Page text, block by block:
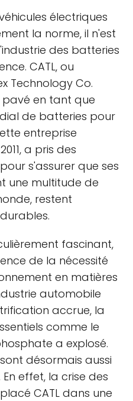
électriques
la norme, il n'est
des batteries
CATL, ou
Technology Co.
pavé en tant que
de batteries pour
entreprise
a pris des
s'assurer que ses
une multitude de
restent
fascinant,
de la nécessité
en matières
automobile
accrue, la
comme le
a explosé.
désormais aussi
effet, la crise des
CATL dans une